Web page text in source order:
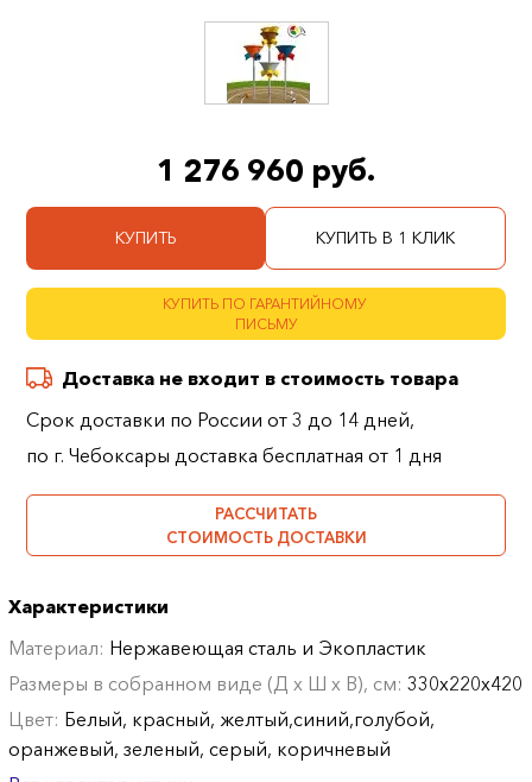
1 276 960 руб.
КУПИТЬ КУПИТЬ В 1 КЛИК
КУПИТЬ ПО ГАРАНТИЙНОМУ
ПИСЬМУ
Доставка не входит в стоимость товара
Срок доставки по России от 3 до 14 дней,
по г. Чебоксары доставка бесплатная от 1 дня
РАССЧИТАТЬ
СТОИМОСТЬ ДОСТАВКИ
Характеристики
Материал: Нержавеющая сталь и Экопластик
Размеры в собранном виде (Д х Ш х В), см:330х220х420
Цвет: Белый, красный, желтый,синий,голубой,
оранжевый, зеленый, серый, коричневый